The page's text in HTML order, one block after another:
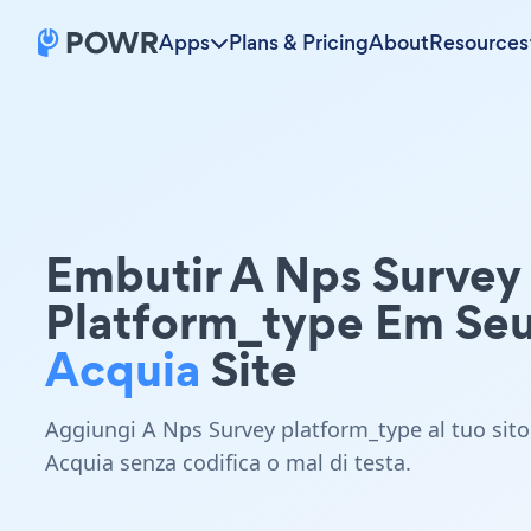
Apps Plans & PricingAboutResources
Embutir A Nps Survey
Platform_type Em
AcquiaSite
Aggiungi A Nps Survey platform_type al tuo sito
Acquia senza codifica o mal di testa.